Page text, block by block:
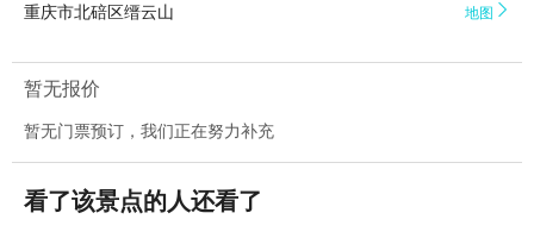
重庆市北碚区缙云山 地图 
暂无报价
暂无门票预订，我们正在努力补充
看了该景点的人还看了